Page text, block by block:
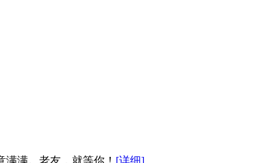
满。老友，就等你！ [详细]